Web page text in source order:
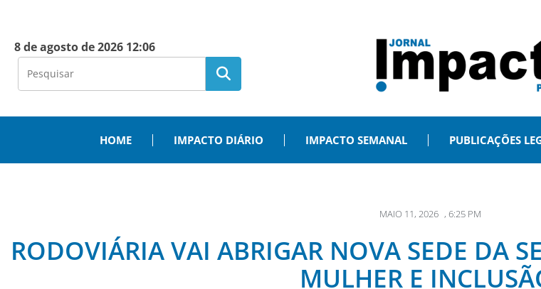
8 de agosto de 2026 12:06
HOME IMPACTO DIÁRIO IMPACTO SEMANAL PUBLICAÇÕES
MAIO 11, 2026 , 6:25 PM
RODOVIÁRIA VAI ABRIGAR NOVA SEDE DA
MULHER E